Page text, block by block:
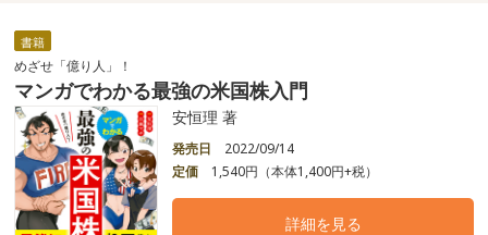
書籍
めざせ「億り人」！
マンガでわかる最強の米国株入門
安恒理 著
発売日
2022/09/14
定価
1,540円（本体1,400円+税）
詳細を見る